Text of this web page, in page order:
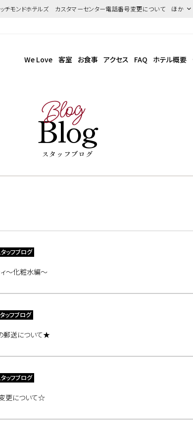
ッチモンドホテルズ カスタマーセンター電話番号変更について ほか
We Love 客室 お食事 アクセス FAQ ホテル概要
Blog
Blog
スタッフブログ
ッフブログ
～化粧水編～
ッフブログ
郵送について★
ッフブログ
更について☆